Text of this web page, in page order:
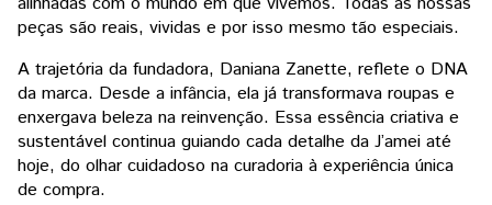
peças são reais, vividas e por isso mesmo tão especiais.
A trajetória da fundadora, Daniana Zanette, reflete o DNA
da marca. Desde a infância, ela já transformava roupas e
enxergava beleza na reinvenção. Essa essência criativa e
sustentável continua guiando cada detalhe da J’amei até
hoje, do olhar cuidadoso na curadoria à experiência única
de compra.